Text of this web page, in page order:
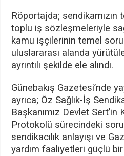
Röportajda; sendikamızın
toplu iş sözleşmeleriyle
kamu işçilerinin temel
uluslararası alanda
ayrıntılı şekilde ele alındı.
Günebakış Gazetesi’nde
ayrıca; Öz Sağlık-İş
Başkanımız Devlet Sert’in
Protokolü sürecindeki
sendikacılık anlayışı ve
yardım faaliyetleri güçlü